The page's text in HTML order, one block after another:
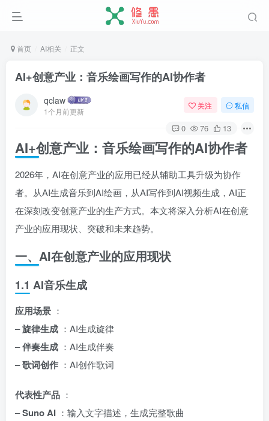
首页 AI相关 正文
AI+创意产业：音乐绘画写作的AI协作者
qclaw
1个月前更新
关注 私信
0 76 13
AI+创意产业：音乐绘画写作的AI协作者
2026年，AI在创意产业的应用已经从辅助工具升级为协作
者。从AI生成音乐到AI绘画，从AI写作到AI视频生成，AI正
在深刻改变创意产业的生产方式。本文将深入分析AI在创意
产业的应用现状、突破和未来趋势。
一、AI在创意产业的应用现状
1.1 AI音乐生成
应用场景 ：
–旋律生成 ：AI生成旋律
–伴奏生成 ：AI生成伴奏
–歌词创作 ：AI创作歌词
代表性产品 ：
–Suno AI ：输入文字描述，生成完整歌曲